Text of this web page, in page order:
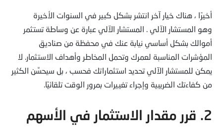
أخيرًا ، هناك خيار آخر انتشر بشكل كبير في السنوات الأخيرة
وهو المستشار الآلي . المستشار الآلي عبارة عن وساطة تستثمر
أموالك بشكل أساسي نيابة عنك في محفظة من صناديق
المؤشرات المناسبة لعمرك وتحمل المخاطر وأهداف الاستثمار. لا
يمكن للمستشار الآلي تحديد استثماراتك فحسب ، بل سيحسِّن الكثير
من كفاءتك الضريبية وإجراء تغييرات بمرور الوقت تلقائيًا.
2. قرر مقدار الاستثمار في الأسهم